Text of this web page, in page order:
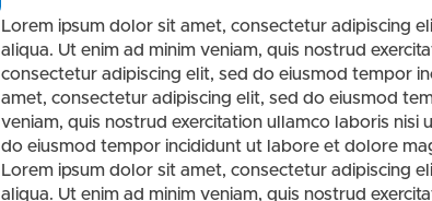
Lorem ipsum dolor sit amet, consectetur adipiscing
aliqua. Ut enim ad minim veniam, quis nostrud
consectetur adipiscing elit, sed do eiusmod tempor
amet, consectetur adipiscing elit, sed do eiusmod
veniam, quis nostrud exercitation ullamco laboris
do eiusmod tempor incididunt ut labore et dolore
Lorem ipsum dolor sit amet, consectetur adipiscing
aliqua. Ut enim ad minim veniam, quis nostrud